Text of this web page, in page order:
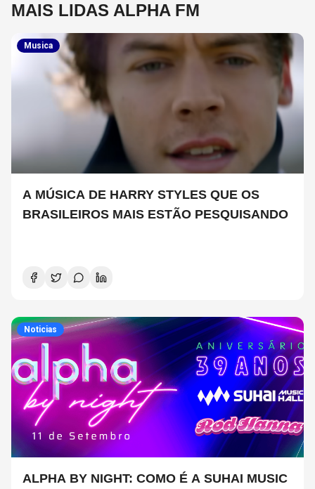
MAIS LIDAS ALPHA FM
Musica
A MÚSICA DE HARRY STYLES QUE OS
BRASILEIROS MAIS ESTÃO PESQUISANDO
Noticias
ALPHA BY NIGHT: COMO É A SUHAI MUSIC